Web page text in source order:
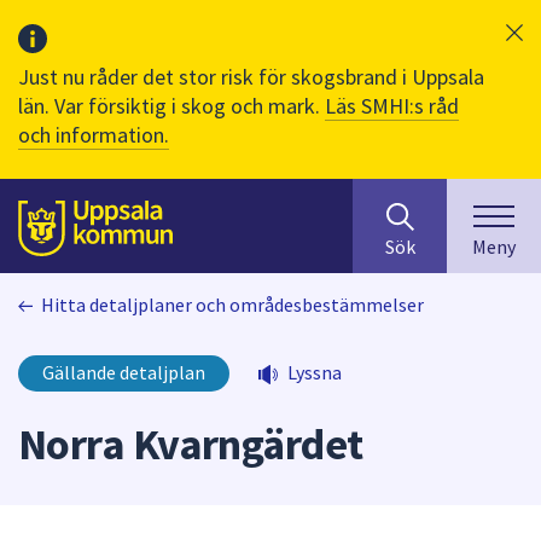
Just nu råder det stor risk för skogsbrand i Uppsala
län. Var försiktig i skog och mark. Läs SMHI:s råd
och information.
Till sidans
huvudinnehåll
efter
innehåll
på
webbplatsen.
i
Sök Meny
Hitta detaljplaner och områdesbestämmelser
Gällande detaljplan Lyssna
Norra Kvarngärdet